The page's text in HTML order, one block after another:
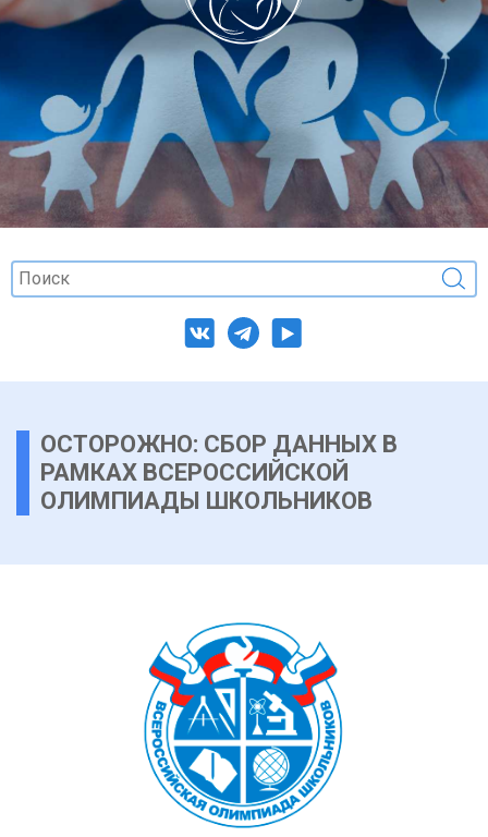
ОСТОРОЖНО: СБОР ДАННЫХ В
РАМКАХ ВСЕРОССИЙСКОЙ
ОЛИМПИАДЫ ШКОЛЬНИКОВ